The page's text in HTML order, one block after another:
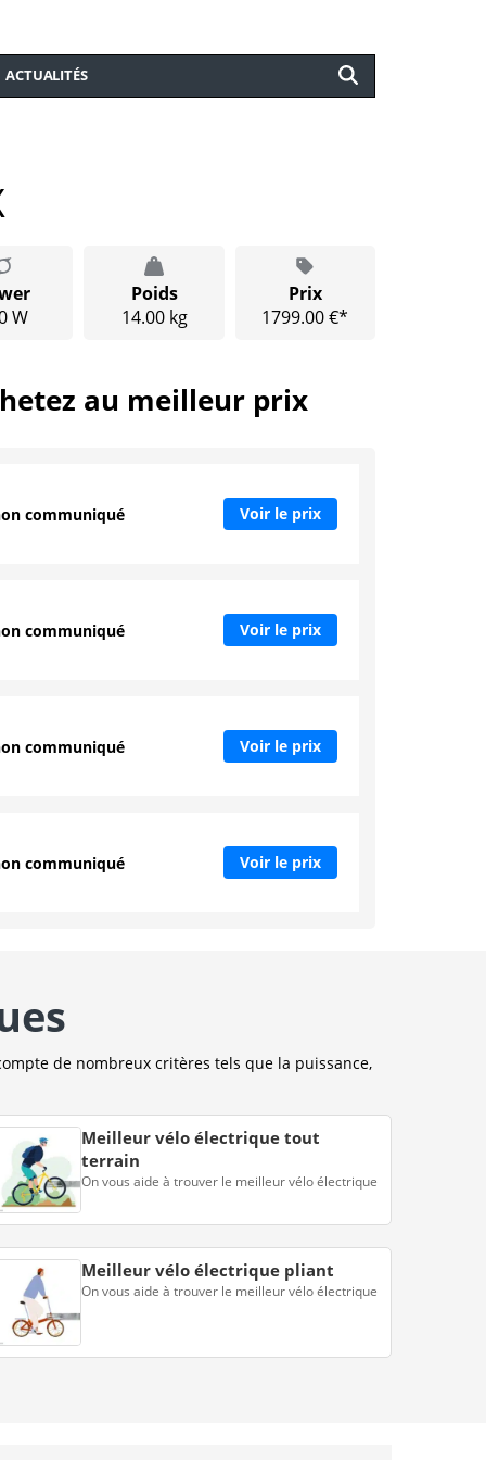
ACTUALITÉS
W
Poids
14.00 kg
Prix
1799.00 €*
au meilleur prix
communiqué Voir le prix
communiqué Voir le prix
communiqué Voir le prix
communiqué Voir le prix
de nombreux critères tels que la puissance,
Meilleur vélo électrique tout
terrain
On vous aide à trouver le meilleur vélo électrique
Meilleur vélo électrique pliant
On vous aide à trouver le meilleur vélo électrique